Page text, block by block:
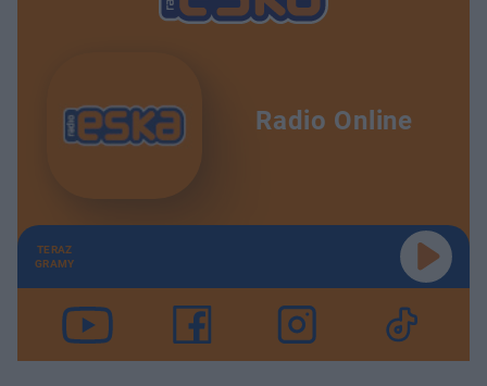
Radio Online
TERAZ
GRAMY